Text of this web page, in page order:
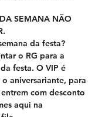
SEMANA NÃO
da festa?
o RG para a
festa. O VIP é
aniversariante, para
com desconto
aqui na